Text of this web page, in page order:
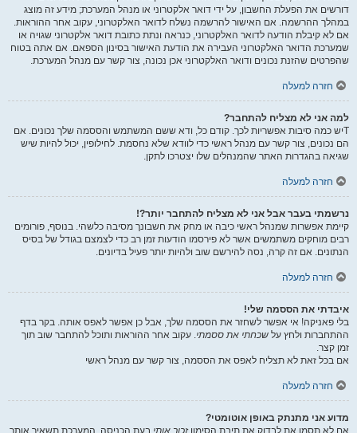
דורשים את הפעלת החשבון, על ידי דואר אלקטרוני או מנהל המערכת; מידע זה מוצג
במהלך ההרשמה. אם האישור להרשמה נשלח לדואר האלקטרוני, עקוב אחר ההוראות.
אם לא קיבלת הודעה לדואר האלקטרוני, כנראה ונתת כתובת דואר אלקטרוני שגויה או
שמערכת הדואר האלקטרוני העבירה את הודעת האישור בסינון הספאם. אם אתה בטוח
שהפרטים שהזנת נכונים ודואר האלקטרוני אכן נכונה, צור קשר עם מנהל המערכת.
חזרה למעלה
למה אני לא מצליח להתחבר?
Tיש כמה סיבות אפשריות לכך. קודם כל, ודא ששם המשתמש והססמה שלך נכונים. אם
הם נכונים, צור קשר עם מנהל ראשי כדי לוודא שלא נחסמת. לחילופין, יכול להיות שיש
שגיאה בהגדרות האתר שהמנהלים שלו יצטרכו לתקן.
חזרה למעלה
נרשמתי בעבר אבל אני לא מצליח להתחבר יותר?!
קיימת אפשרות שמנהל ראשי כיבה או מחק את חשבונך מסיבה כלשהי. בנוסף, פורומים
רבים מוחקים משתמשים אשר לא פירסמו הודעות זמן רב כדי לצמצם בגודל של בסיס
הנתונים. אם זה קרה, נסה להירשם שוב ולהיות יותר פעיל בדיונים.
חזרה למעלה
איבדתי את הססמה שלי!
בלי פאניקה! אי אפשר לשחזר את הססמה שלך, אבל כן אפשר לאפס אותה. בקר בדף
ההתחברות ולחץ על שכחתי את ססמתי. עקוב אחר ההוראות ותוכל להתחבר שוב תוך
זמן קצר.
אם בכל זאת לא תצליח לאפס את הססמה, צור קשר עם מנהל ראשי
חזרה למעלה
מדוע אני מתנתק באופן אוטומטי?
אם לא תסמן את לבדוק את תיבת הסימוןזכור אותי בעת הכניסה, המערכת תשאיר אותך